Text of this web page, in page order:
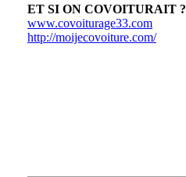
ET SI ON COVOITURAIT ?
www.covoiturage33.com
http://moijecovoiture.com/